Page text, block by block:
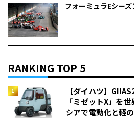
フォーミュラEシー
RANKING TOP 5
【ダイハツ】
「ミゼットX」を
シアで電動化と軽